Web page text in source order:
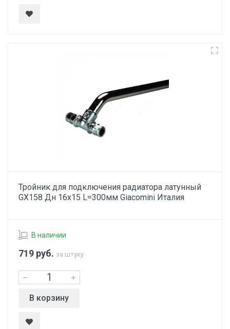
Тройник для подключения радиатора латунный
GX158 Дн 16х15 L=300мм Giacomini Италия
В наличии
719 руб. за штуку
В корзину